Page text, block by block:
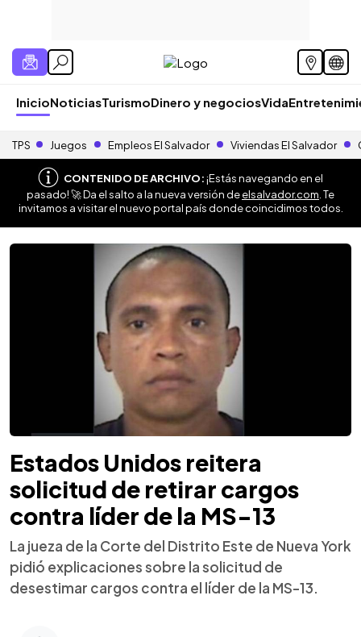
InicioNoticiasTurismoDinero y negociosVida
TPS Juegos Empleos El Salvador Viviendas El Salvador
CONTENIDO DE ARCHIVO:¡Estás navegando en el
pasado! 🚀 Da el salto a la nueva versión deelsalvador.com . Te
invitamos a visitar el nuevo portal país donde coincidimos todos.
Estados Unidos reitera
solicitud de retirar cargos
contra líder de la MS-13
La jueza de la Corte del Distrito Este de Nueva York
pidió explicaciones sobre la solicitud de
desestimar cargos contra el líder de la MS-13.